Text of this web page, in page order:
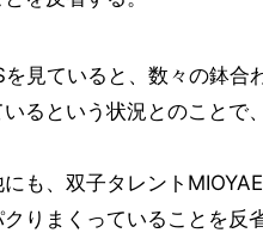
見ていると、数々の鉢
るという状況とのことで
も、双子タレント
りまくっていることを反